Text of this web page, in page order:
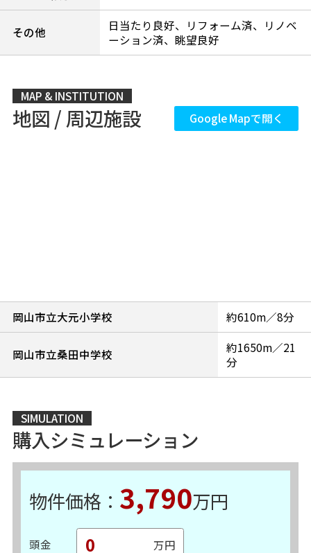
その他
日当たり良好、リフォーム済、リノベ
ーション済、眺望良好
MAP & INSTITUTION
地図 / 周辺施設 Google Mapで開く
岡山市立大元小学校 約610m／8分
岡山市立桑田中学校
約1650m／21
分
SIMULATION
購入シミュレーション
物件価格： 3,790万円
頭金